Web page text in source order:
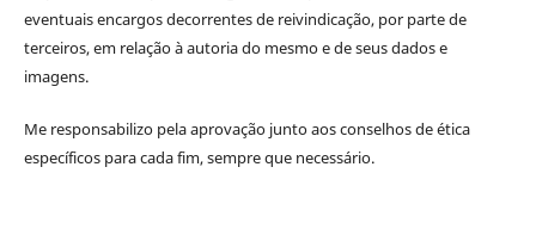
eventuais encargos decorrentes de reivindicação, por parte de
terceiros, em relação à autoria do mesmoe de seus dados e
imagens.
Me responsabilizo pela aprovação junto aos conselhos de ética
específicos para cada fim, sempre que necessário.